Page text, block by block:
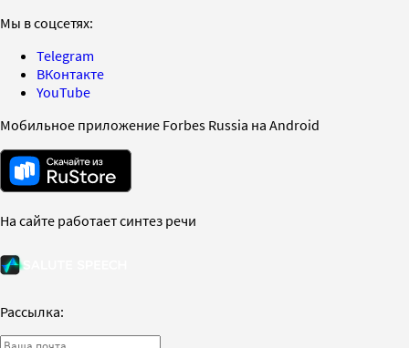
Мы в соцсетях:
Telegram
ВКонтакте
YouTube
Мобильное приложение Forbes Russia на Android
На сайте работает синтез речи
Рассылка: